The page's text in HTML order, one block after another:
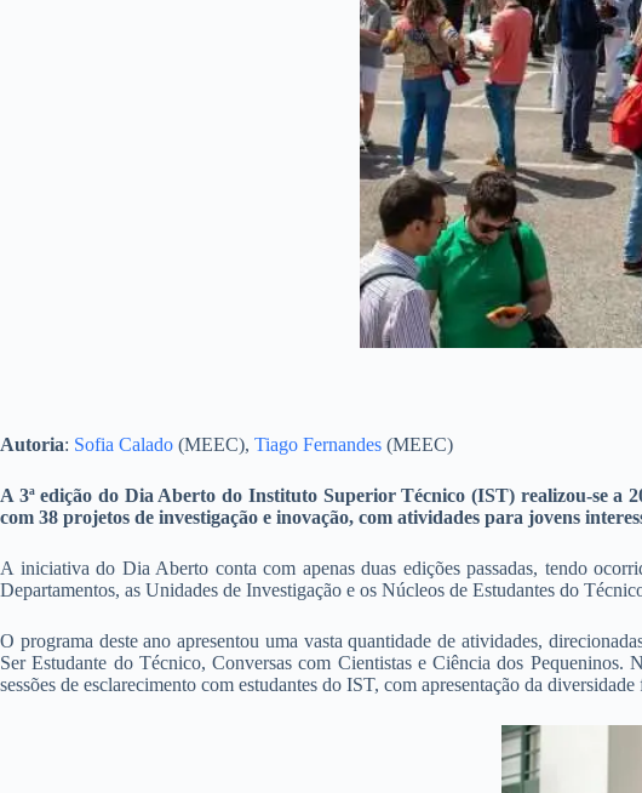
Autoria: Sofia Calado (MEEC), Tiago Fernandes (MEEC)
A 3ª edição do Dia Aberto do Instituto Superior Técnico (IST) realizou-se a
com 38 projetos de investigação e inovação, com atividades para jovens
A iniciativa do Dia Aberto conta com apenas duas edições passadas, tendo
Departamentos, as Unidades de Investigação e os Núcleos de Estudantes do
O programa deste ano apresentou uma vasta quantidade de atividades,
Ser Estudante do Técnico, Conversas com Cientistas e Ciência dos
sessões de esclarecimento com estudantes do IST, com apresentação da